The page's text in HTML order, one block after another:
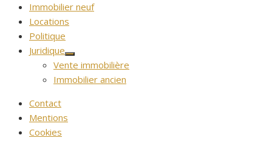
Immobilier neuf
Locations
Politique
Juridique
Afficher
le
sous-
menu
Vente immobilière
Immobilier ancien
Contact
Mentions
Cookies